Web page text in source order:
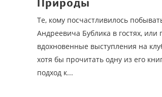
Природы
Те, кому посчастливилось
Андреевича Бублика в гостях, или
вдохновенные выступления на
хотя бы прочитать одну из его
подход к...